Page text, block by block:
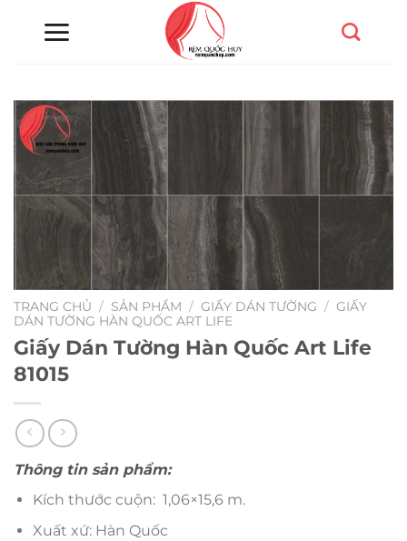
TRANG CHỦ / SẢN PHẨM / GIẤY DÁN TƯỜNG / GIẤY
DÁN TƯỜNG HÀN QUỐC ART LIFE
Giấy Dán Tường Hàn Quốc Art Life
81015
Thông tin sản phẩm:
Kích thước cuộn: 1,06×15,6 m.
Xuất xứ: Hàn Quốc